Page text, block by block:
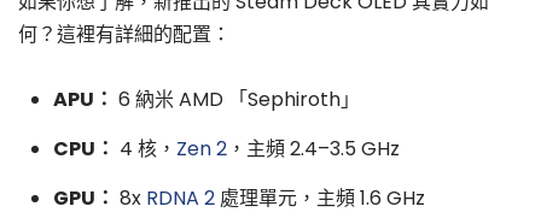
何？這裡有詳細的配置：
APU： 6 納米 AMD 「Sephiroth」
CPU： 4 核， Zen 2，主頻 2.4–3.5 GHz
GPU： 8x RDNA 2處理單元，主頻 1.6 GHz